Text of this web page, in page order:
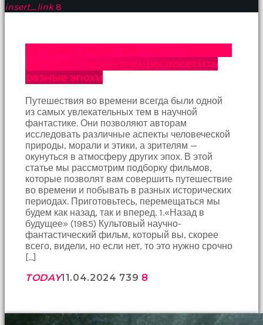
insert_link 8
фильмов, позволяющих посетить
разные эпохи
Путешествия во времени всегда были одной
из самых увлекательных тем в научной
фантастике. Они позволяют авторам
исследовать различные аспекты человеческой
природы, морали и этики, а зрителям —
окунуться в атмосферу других эпох. В этой
статье мы рассмотрим подборку фильмов,
которые позволят вам совершить путешествие
во времени и побывать в разных исторических
периодах. Приготовьтесь, перемещаться мы
будем как назад, так и вперед. 1.«Назад в
будущее» (1985) Культовый научно-
фантастический фильм, который вы, скорее
всего, видели, но если нет, то это нужно срочно
[…]
TODAY11.04.2024 739 8